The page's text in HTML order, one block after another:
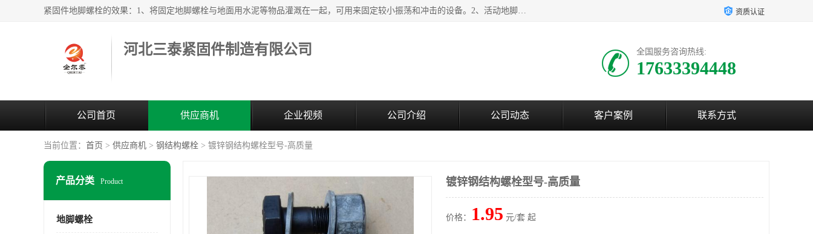
紧固件地脚螺栓的效果：1、将固定地脚螺栓与地面用水泥等物品灌溉在一起，可用来固定较小振荡和冲击的设备。2、活动地脚是一种可拆卸的地脚螺栓，可以固定有激烈振荡和冲击的大型机器设备。3、胀锚地脚螺栓用于固定比较简略且重量轻的设备，辅佐设备长期处于静止状态下。4、粘接地脚螺栓为一种使用广泛且常见的设备，它也是用来固定简略设备的小件。 资质认证
河北三泰紧固件制造有限公司 全国服务咨询热线:
17633394448
公司首页 供应商机 企业视频 公司介绍 公司动态 客户案例 联系方式
当前位置： 首页 > 供应商机 > 钢结构螺栓 > 镀锌钢结构螺栓型号-高质量
产品分类 Product
地脚螺栓
镀锌钢结构螺栓型号-高质量
价格： 1.95 元/套 起